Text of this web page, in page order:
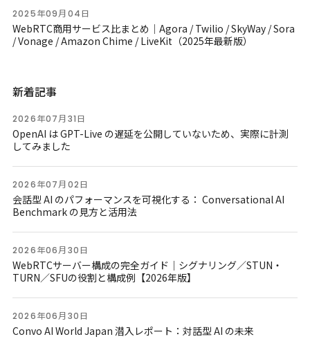
2025年09月04日
WebRTC商用サービス比まとめ｜Agora / Twilio / SkyWay / Sora
/ Vonage / Amazon Chime / LiveKit（2025年最新版）
新着記事
2026年07月31日
OpenAI は GPT-Live の遅延を公開していないため、実際に計測
してみました
2026年07月02日
会話型 AI のパフォーマンスを可視化する： Conversational AI
Benchmark の見方と活用法
2026年06月30日
WebRTCサーバー構成の完全ガイド｜シグナリング／STUN・
TURN／SFUの役割と構成例【2026年版】
2026年06月30日
Convo AI World Japan 潜入レポート：対話型 AI の未来